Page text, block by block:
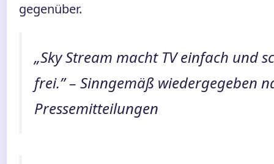
gegenüber.
„Sky Stream macht TV einfach und
frei.” – Sinngemäß wiedergegeben
Pressemitteilungen